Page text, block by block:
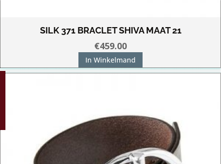
SILK 371 BRACLET SHIVA MAAT 21
€459.00
In Winkelmand